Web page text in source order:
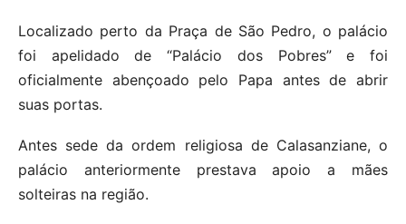
Localizado perto da Praça de São Pedro, o palácio
foi apelidado de “Palácio dos Pobres” e foi
oficialmente abençoado pelo Papa antes de abrir
suas portas.
Antes sede da ordem religiosa de Calasanziane, o
palácio anteriormente prestava apoio a mães
solteiras na região.